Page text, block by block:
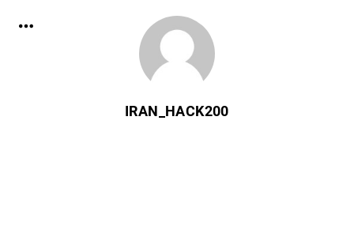
IRAN_HACK200